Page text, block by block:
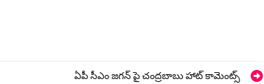
ఏపీ సీఎం జగన్ పై చంద్రబాబు హాట్ కామెంట్స్